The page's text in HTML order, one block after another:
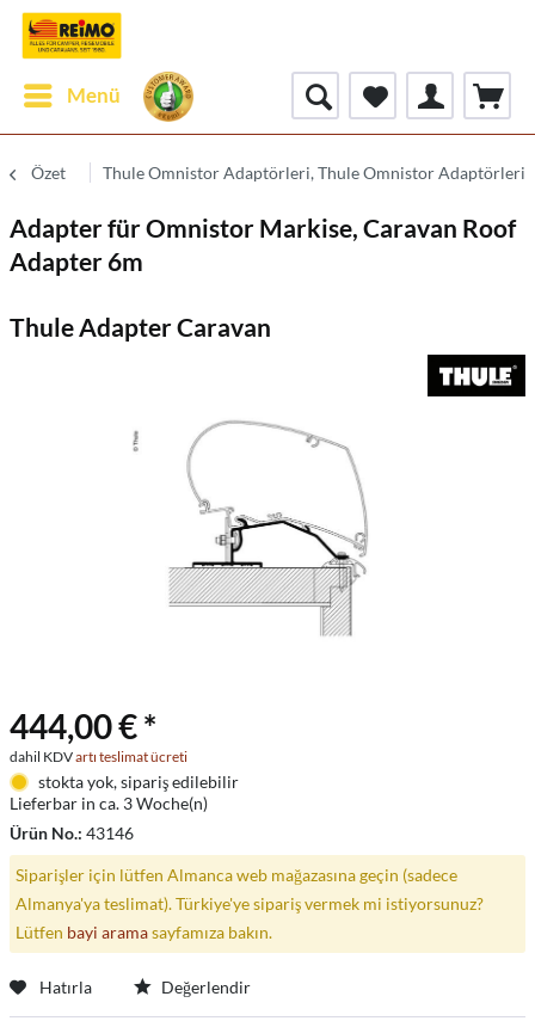
Menü
Özet Thule Omnistor Adaptörleri, Thule Omnistor Adaptörleri
Adapter für Omnistor Markise, Caravan Roof
Adapter 6m
Thule Adapter Caravan
444,00 € *
dahil KDVartı teslimat ücreti
stokta yok, sipariş edilebilir
Lieferbar in ca. 3 Woche(n)
Ürün No.: 43146
Siparişler için lütfen Almanca web mağazasına geçin (sadece
Almanya'ya teslimat). Türkiye'ye sipariş vermek mi istiyorsunuz?
Lütfen bayi aramasayfamıza bakın.
Hatırla Değerlendir